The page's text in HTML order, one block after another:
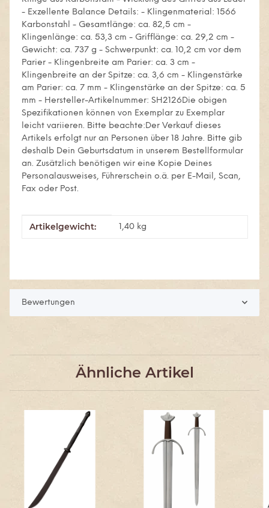
- Exzellente Balance Details: - Klingenmaterial: 1566
Karbonstahl - Gesamtlänge: ca. 82,5 cm -
Klingenlänge: ca. 53,3 cm - Grifflänge: ca. 29,2 cm -
Gewicht: ca. 737 g - Schwerpunkt: ca. 10,2 cm vor dem
Parier - Klingenbreite am Parier: ca. 3 cm -
Klingenbreite an der Spitze: ca. 3,6 cm - Klingenstärke
am Parier: ca. 7 mm - Klingenstärke an der Spitze: ca. 5
mm - Hersteller-Artikelnummer: SH2126Die obigen
Spezifikationen können von Exemplar zu Exemplar
leicht variieren. Bitte beachte:Der Verkauf dieses
Artikels erfolgt nur an Personen über 18 Jahre. Bitte gib
deshalb Dein Geburtsdatum in unserem Bestellformular
an. Zusätzlich benötigen wir eine Kopie Deines
Personalausweises, Führerschein o.ä. per E-Mail, Scan,
Fax oder Post.
Produkteigenschaft
Wert
Artikelgewicht: 1,40 kg
Bewertungen
Ähnliche Artikel